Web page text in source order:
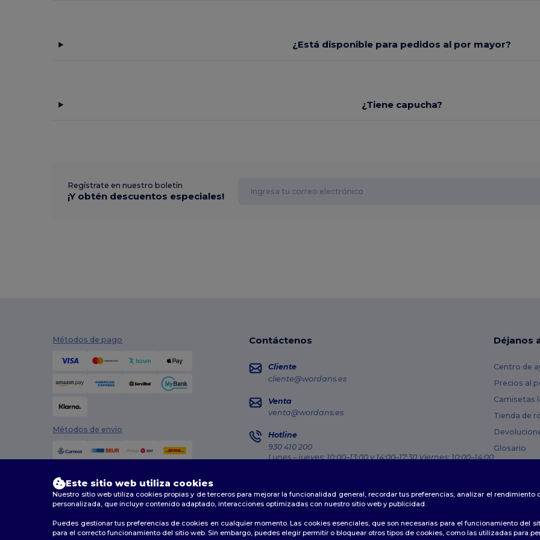
¿Está disponible para pedidos al por mayor?
¿Tiene capucha?
Regístrate en nuestro boletín
¡Y obtén descuentos especiales!
Métodos de pago
Métodos de envío
Contáctenos
Cliente
cliente@wordans.es
Venta
venta@wordans.es
Hotline
930 410 200
Lunes – jueves: 10:00–13:00 y 14:00–17:30 Viernes: 10:00–14:00
Déjanos
Centro de
Precios al
Camisetas
Tienda de
Glosario
2026. Todos los derechos reservados
Este sitio web utiliza cookies
Nuestro sitio web utiliza cookies propias y de terceros para mejorar la funcionalidad general, recordar tus preferencias, analizar el
personalizada, que incluye contenido adaptado, interacciones optimizadas con nuestro sitio web y publicidad.
Puedes gestionar tus preferencias de cookies en cualquier momento. Las cookies esenciales, que son necesarias para el funcionamiento del
para el correcto funcionamiento del sitio web. Sin embargo, puedes elegir permitir o bloquear otros tipos de cookies, como las utilizadas para